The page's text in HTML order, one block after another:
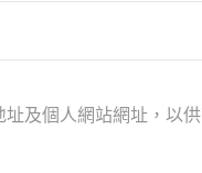
及個人網站網址，以